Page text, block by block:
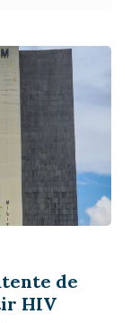
de
HIV